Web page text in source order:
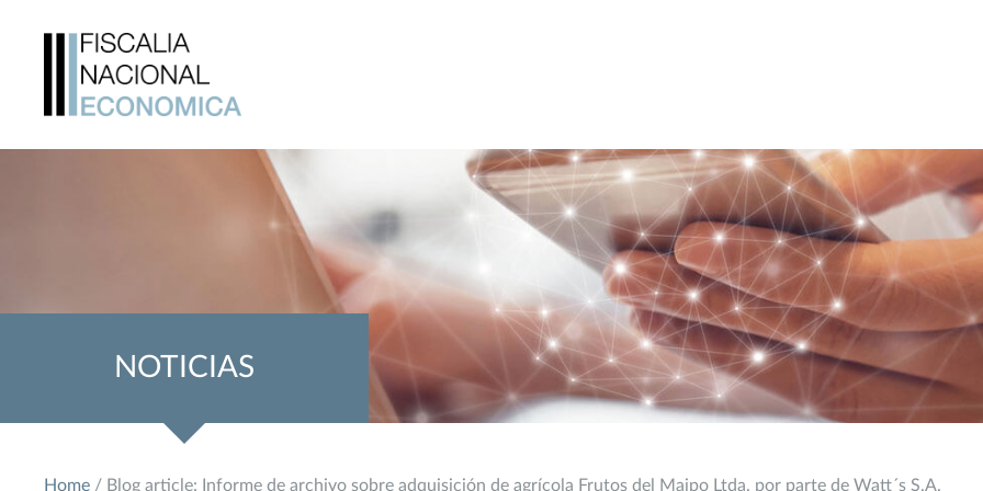
NOTICIAS
Home / Blog article: Informe de archivo sobre adquisición de agrícola Frutos del Maipo Ltda. por parte de Watt´s S.A.